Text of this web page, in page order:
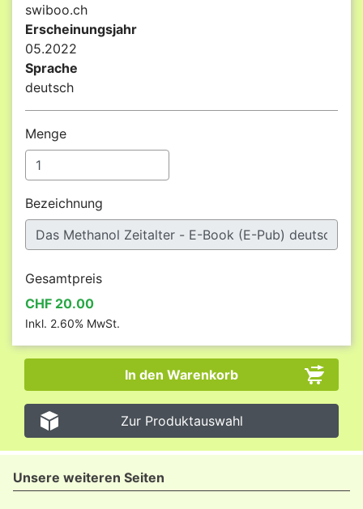
swiboo.ch
Erscheinungsjahr
05.2022
Sprache
deutsch
Menge
Bezeichnung
Gesamtpreis
CHF 20.00
Inkl. 2.60% MwSt.
Zur Produktauswahl
Unsere weiteren Seiten